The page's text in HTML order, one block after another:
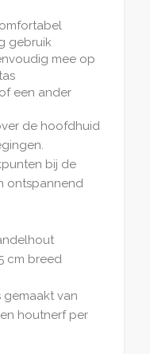
gebruik
mee op
een ander
de hoofdhuid
bij de
ontspannend
cm breed
van
houtnerf per